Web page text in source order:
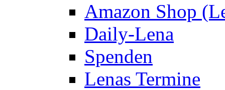
Amazon Shop
Daily-Lena
Spenden
Lenas Termine